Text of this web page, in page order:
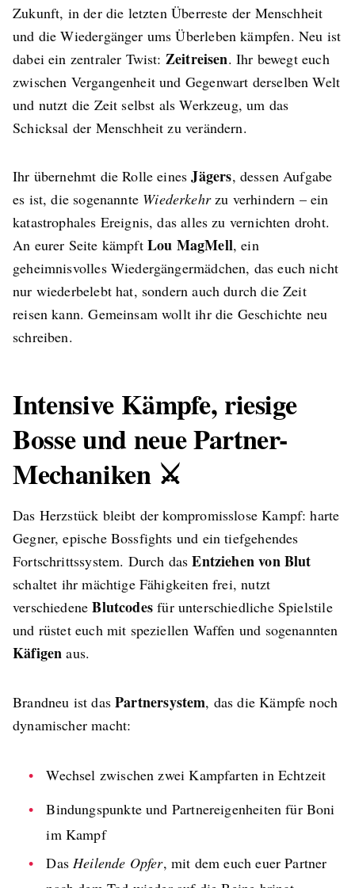
Zukunft, in der die letzten Überreste der Menschheit
und die Wiedergänger ums Überleben kämpfen. Neu ist
dabei ein zentraler Twist: Zeitreisen. Ihr bewegt euch
zwischen Vergangenheit und Gegenwart derselben Welt
und nutzt die Zeit selbst als Werkzeug, um das
Schicksal der Menschheit zu verändern.
Ihr übernehmt die Rolle einesJägers, dessen Aufgabe
es ist, die sogenannte Wiederkehrzu verhindern – ein
katastrophales Ereignis, das alles zu vernichten droht.
An eurer Seite kämpft Lou MagMell, ein
geheimnisvolles Wiedergängermädchen, das euch nicht
nur wiederbelebt hat, sondern auch durch die Zeit
reisen kann. Gemeinsam wollt ihr die Geschichte neu
schreiben.
Intensive Kämpfe, riesige
Bosse und neue Partner-
Mechaniken ⚔️
Das Herzstück bleibt der kompromisslose Kampf: harte
Gegner, epische Bossfights und ein tiefgehendes
Fortschrittssystem. Durch dasEntziehen von Blut
schaltet ihr mächtige Fähigkeiten frei, nutzt
verschiedeneBlutcodesfür unterschiedliche Spielstile
und rüstet euch mit speziellen Waffen und sogenannten
Käfigen aus.
Brandneu ist dasPartnersystem, das die Kämpfe noch
dynamischer macht:
Wechsel zwischen zwei Kampfarten in Echtzeit
Bindungspunkte und Partnereigenheiten für Boni
im Kampf
DasHeilende Opfer, mit dem euch euer Partner